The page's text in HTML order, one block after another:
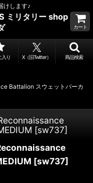
けします♪
ミリタリー shop
カート
入り X（旧Twitter） 商品検索
Battalion スウェットパーカ
[sw737]
[sw737]